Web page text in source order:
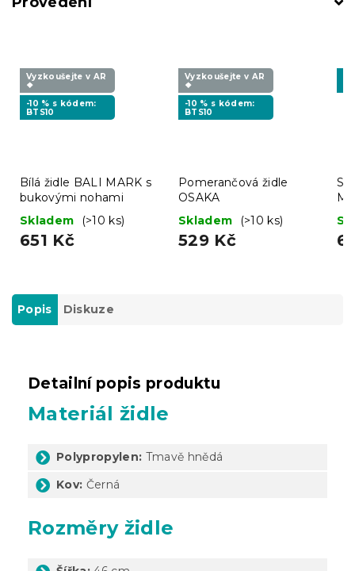
Vyzkoušejte v AR
❖
-10 % s kódem:
BTS10
Bílá židle BALI MARK s
bukovými nohami
Skladem
(>10 ks)
651 Kč
Vyzkoušejte v AR
❖
-10 % s kódem:
BTS10
Pomerančová židle
OSAKA
Skladem
(>10 ks)
529 Kč
Popis Diskuze
Detailní popis produktu
Materiál židle
Polypropylen: Tmavě hnědá
Kov: Černá
Rozměry židle